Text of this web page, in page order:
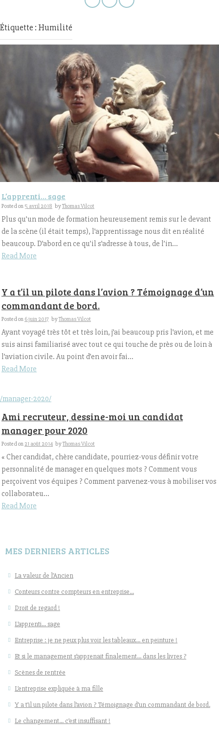
Étiquette : Humilité
L’apprenti… sage
Posted on 5 avril 2018 byThomas Vilcot
Plus qu’un mode de formation heureusement remis sur le devant
de la scène (il était temps), l’apprentissage nous dit en réalité
beaucoup. D’abord en ce qu’il s’adresse à tous, de l’in...
Read More
Y a t’il un pilote dans l’avion ? Témoignage d’un
commandant de bord.
Posted on 6 juin 2017 byThomas Vilcot
Ayant voyagé très tôt et très loin, j’ai beaucoup pris l’avion, et me
suis ainsi familiarisé avec tout ce qui touche de près ou de loin à
l’aviation civile. Au point d’en avoir fai...
Read More
/manager-2020/
Ami recruteur, dessine-moi un candidat
manager pour 2020
Posted on 21 août 2014 byThomas Vilcot
« Cher candidat, chère candidate, pourriez-vous définir votre
personnalité de manager en quelques mots ? Comment vous
perçoivent vos équipes ? Comment parvenez-vous à mobiliser vos
collaborateu...
Read More
MES DERNIERS ARTICLES
La valeur de l’Ancien
Conteurs contre compteurs en entreprise…
Droit de regard !
L’apprenti… sage
Entreprise : je ne peux plus voir les tableaux… en peinture !
Et si le management s’apprenait finalement… dans les livres ?
Scènes de rentrée
L’entreprise expliquée à ma fille
Y a t’il un pilote dans l’avion ? Témoignage d’un commandant de bord.
Le changement… c’est insuffisant !